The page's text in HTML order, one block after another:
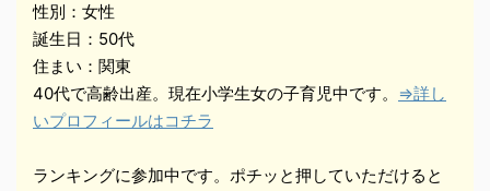
性別：女性
誕生日：50代
住まい：関東
40代で高齢出産。現在小学生女の子育児中です。 ⇒詳し
いプロフィールはコチラ
ランキングに参加中です。ポチッと押していただけると